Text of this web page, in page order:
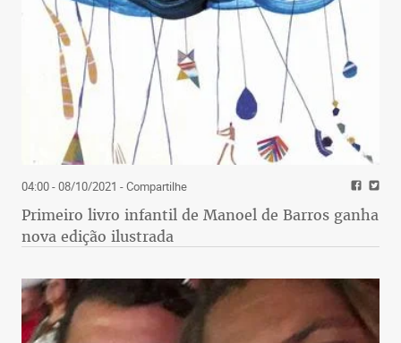
04:00 - 08/10/2021 - Compartilhe
Primeiro livro infantil de Manoel de Barros ganha
nova edição ilustrada